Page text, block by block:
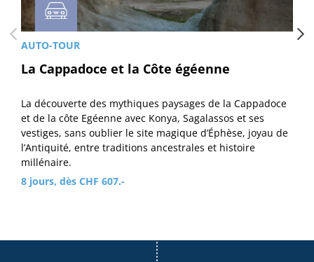
AUTO-TOUR
La Cappadoce et la Côte égéenne
La découverte des mythiques paysages de la Cappadoce
et de la côte Egéenne avec Konya, Sagalassos et ses
vestiges, sans oublier le site magique d’Éphèse, joyau de
l’Antiquité, entre traditions ancestrales et histoire
millénaire.
8 jours, dès CHF 607.-